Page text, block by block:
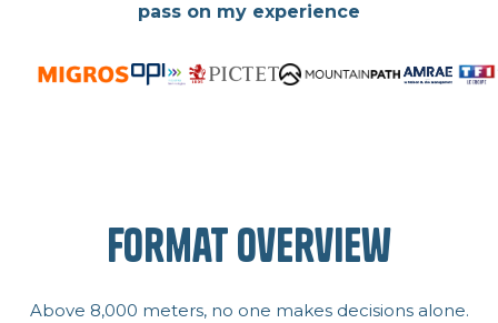
pass on my experience
Format Overview
Above 8,000 meters, no one makes decisions alone.